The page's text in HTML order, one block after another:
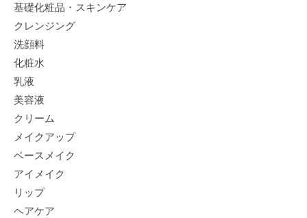
基礎化粧品・スキンケア
クレンジング
洗顔料
化粧水
乳液
美容液
クリーム
メイクアップ
ベースメイク
アイメイク
リップ
ヘアケア